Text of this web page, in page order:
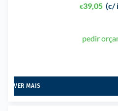
€39,05 (c/
pedir
VER MAIS